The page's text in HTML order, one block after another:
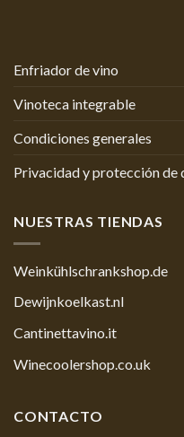
Enfriador de vino
Vinoteca integrable
Condiciones generales
Privacidad y protección de
NUESTRAS TIENDAS
Weinkühlschrankshop.de
Dewijnkoelkast.nl
Cantinettavino.it
Winecoolershop.co.uk
CONTACTO